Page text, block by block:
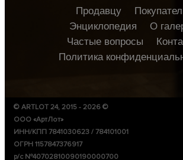
Продавцу
Энциклопедия
О
Частые вопросы
Политика
© ARTLOT 24, 2015 - 2026 ©
ООО «АртЛот»
ИНН/КПП 7841030623 / 784101001
ОГРН 1157847376917
р/с №40702810090190000700